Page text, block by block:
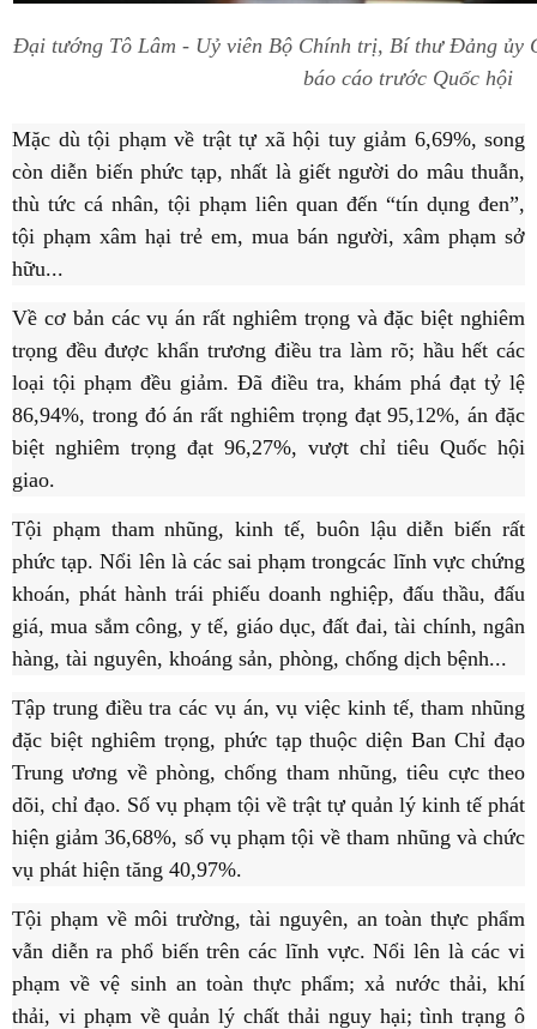
Đại tướng Tô Lâm - Uỷ viên Bộ Chính trị, Bí thư Đảng ủy
báo cáo trước Quốc hội
Mặc dù tội phạm về trật tự xã hội tuy giảm 6,69%, song
còn diễn biến phức tạp, nhất là giết người do mâu thuẫn,
thù tức cá nhân, tội phạm liên quan đến “tín dụng đen”,
tội phạm xâm hại trẻ em, mua bán người, xâm phạm sở
hữu...
Về cơ bản các vụ án rất nghiêm trọng và đặc biệt nghiêm
trọng đều được khẩn trương điều tra làm rõ; hầu hết các
loại tội phạm đều giảm. Đã điều tra, khám phá đạt tỷ lệ
86,94%, trong đó án rất nghiêm trọng đạt 95,12%, án đặc
biệt nghiêm trọng đạt 96,27%, vượt chỉ tiêu Quốc hội
giao.
Tội phạm tham nhũng, kinh tế, buôn lậu diễn biến rất
phức tạp. Nổi lên là các sai phạm trongcác lĩnh vực chứng
khoán, phát hành trái phiếu doanh nghiệp, đấu thầu, đấu
giá, mua sắm công, y tế, giáo dục, đất đai, tài chính, ngân
hàng, tài nguyên, khoáng sản, phòng, chống dịch bệnh...
Tập trung điều tra các vụ án, vụ việc kinh tế, tham nhũng
đặc biệt nghiêm trọng, phức tạp thuộc diện Ban Chỉ đạo
Trung ương về phòng, chống tham nhũng, tiêu cực theo
dõi, chỉ đạo. Số vụ phạm tội về trật tự quản lý kinh tế phát
hiện giảm 36,68%, số vụ phạm tội về tham nhũng và chức
vụ phát hiện tăng 40,97%.
Tội phạm về môi trường, tài nguyên, an toàn thực phẩm
vẫn diễn ra phổ biến trên các lĩnh vực. Nổi lên là các vi
phạm về vệ sinh an toàn thực phẩm; xả nước thải, khí
thải, vi phạm về quản lý chất thải nguy hại; tình trạng ô